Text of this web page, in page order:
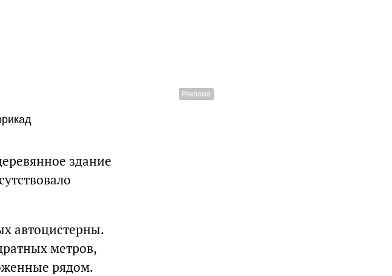
здание
автоцистерны.
метров,
рядом.